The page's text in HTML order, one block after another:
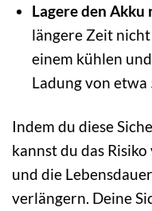
Lagere den Akku
längere Zeit
einem kühlen
Ladung von etwa
Indem du diese
kannst du das
und die
verlängern. Deine